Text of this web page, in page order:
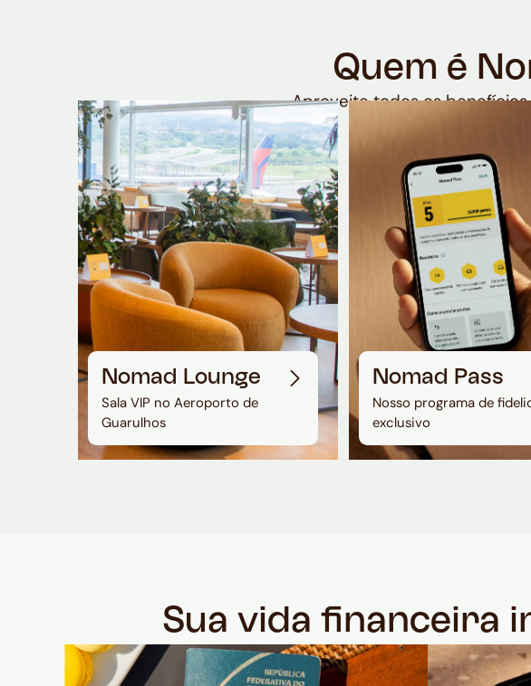
Quem é
Aproveite todos os
Nomad Lounge
Sala VIP no Aeroporto de
Guarulhos
Nomad Pass
Nosso programa de
exclusivo
Sua vida financeira